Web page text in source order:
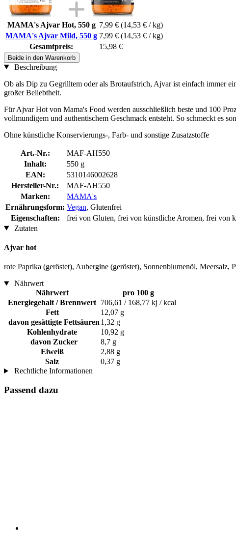
MAMA's Ajvar Hot, 550 g 7,99 € (14,53 € / kg)
MAMA's Ajvar Mild, 550 g 7,99 € (14,53 € / kg)
Gesamtpreis:
15,98 €
Beide in den Warenkorb
Beschreibung
Ob als Dip zu Gegrilltem oder als Brotaufstrich, Ajvar ist einfach immer
großer Beliebtheit.
Für Ajvar Hot von Mama's Food werden ausschließlich beste und 100
vollmundigem und authentischem Geschmack entsteht. So schmeckt es
Ohne künstliche Konservierungs-, Farb- und sonstige Zusatzstoffe
Art.-Nr.:
MAF-AH550
Inhalt:
550 g
EAN:
5310146002628
Hersteller-Nr.:
MAF-AH550
Marken:
MAMA's
Ernährungsform: Vegan, Glutenfrei
Eigenschaften:
frei von Gluten, frei von künstliche Aromen, frei von
Zutaten
Ajvar hot
rote Paprika (geröstet), Aubergine (geröstet), Sonnenblumenöl, Meersalz,
Nährwert
Nährwert
pro 100 g
Energiegehalt / Brennwert 706,61 / 168,77 kj / kcal
Fett
12,07 g
davon gesättigte Fettsäuren 1,32 g
Kohlenhydrate
10,92 g
davon Zucker
8,7 g
Eiweiß
2,88 g
Salz
0,37 g
Rechtliche Informationen
Passend dazu